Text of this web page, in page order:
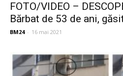
FOTO/VIDEO –
Bărbat de 53 de ani,
BM24 - 16 mai 2021